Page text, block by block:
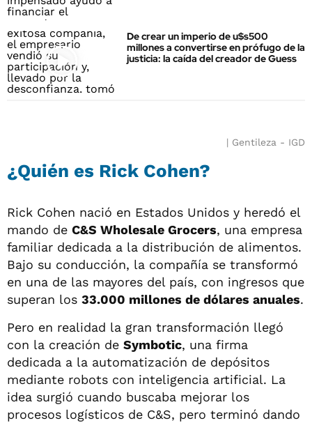
De crear un imperio de u$s500
millones a convertirse en prófugo de la
justicia: la caída del creador de Guess
Gentileza - IGD
¿Quién es Rick Cohen?
Rick Cohen nació en Estados Unidos y heredó el
mando de C&S Wholesale Grocers, una empresa
familiar dedicada a la distribución de alimentos.
Bajo su conducción, la compañía se transformó
en una de las mayores del país, con ingresos que
superan los 33.000 millones de dólares anuales.
Pero en realidad la gran transformación llegó
con la creación de Symbotic, una firma
dedicada a la automatización de depósitos
mediante robots con inteligencia artificial. La
idea surgió cuando buscaba mejorar los
procesos logísticos de C&S, pero terminó dando